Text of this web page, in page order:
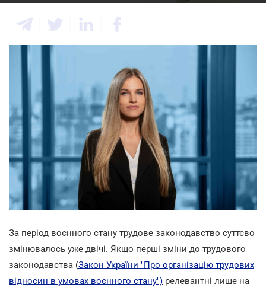
За період воєнного стану трудове законодавство суттєво
змінювалось уже двічі. Якщо перші зміни до трудового
законодавства (Закон України "Про організацію трудових
відносин в умовах воєнного стану") релевантні лише на